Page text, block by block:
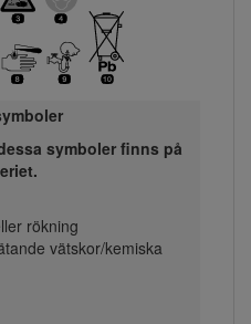
symboler finns på
rökning
vätskor/kemiska